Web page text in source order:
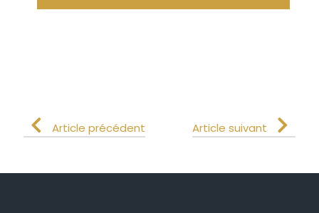
Article précédent Article suivant